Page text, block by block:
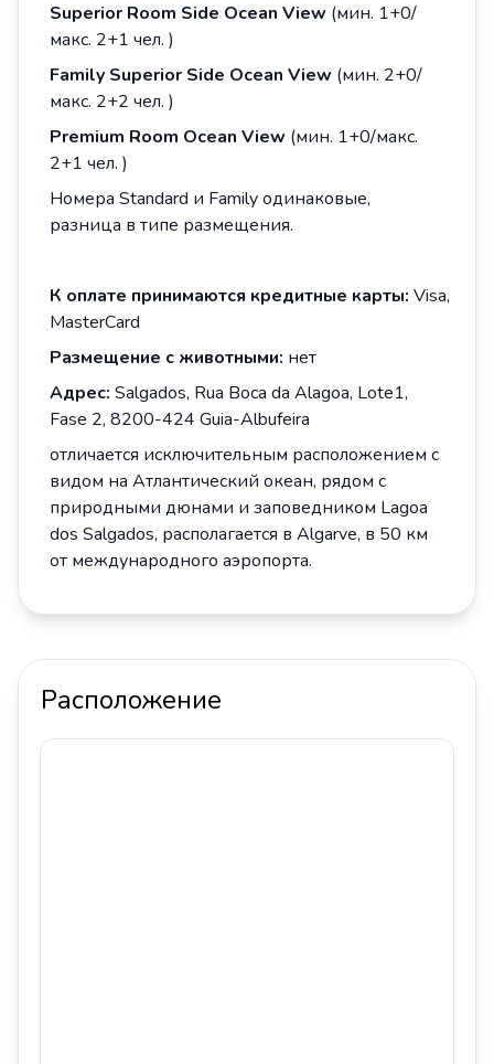
Superior Room Side Ocean View (мин. 1+0/
макс. 2+1 чел. )
Family Superior Side Ocean View (мин. 2+0/
макс. 2+2 чел. )
Premium Room Ocean View (мин. 1+0/макс.
2+1 чел. )
Номера Standard и Family одинаковые,
разница в типе размещения.
К оплате принимаются кредитные карты: Visa,
MasterCard
Размещение с животными: нет
Адрес: Salgados, Rua Boca da Alagoa, Lote1,
Fase 2, 8200-424 Guia-Albufeira
отличается исключительным расположением с
видом на Атлантический океан, рядом с
природными дюнами и заповедником Lagoa
dos Salgados, располагается в Algarve, в 50 км
от международного аэропорта.
Расположение